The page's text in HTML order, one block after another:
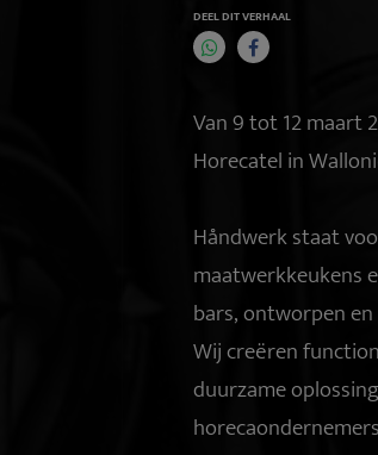
DEEL DIT VERHAAL
Van 9 tot 12 maart
Horecatel in
Håndwerk staat
maatwerkkeukens
bars, ontworpen
Wij creëren
duurzame